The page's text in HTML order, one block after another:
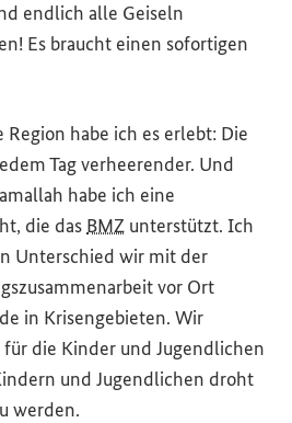
endlich alle Geiseln
Es braucht einen sofortigen
Region habe ich es erlebt: Die
Tag verheerender. Und
habe ich eine
die das BMZ unterstützt. Ich
Unterschied wir mit der
vor Ort
in Krisengebieten. Wir
die Kinder und Jugendlichen
und Jugendlichen droht
werden.